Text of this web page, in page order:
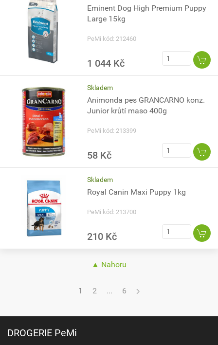
Eminent Dog High Premium Puppy
Large 15kg
PeMi kód: 212460
1 044 Kč
Skladem
Animonda pes GRANCARNO konz.
Junior krůtí maso 400g
PeMi kód: 213399
58 Kč
Skladem
Royal Canin Maxi Puppy 1kg
PeMi kód: 213700
210 Kč
▲ Nahoru
1 2 ... 6
DROGERIE PeMi